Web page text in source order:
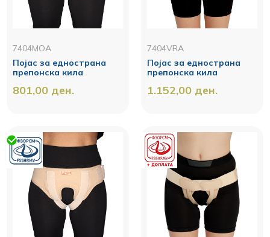
7404MOA
Појас за еднострана
препонска кила
801,00 ден.
7404VRA
Појас за еднострана
препонска кила
1.152,00 ден.